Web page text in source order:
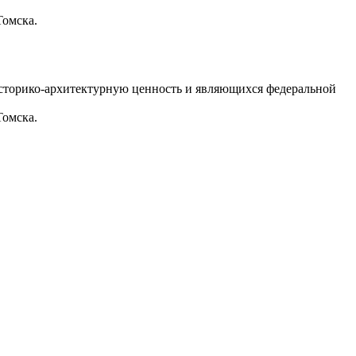
архитектурную ценность и являющихся федеральной